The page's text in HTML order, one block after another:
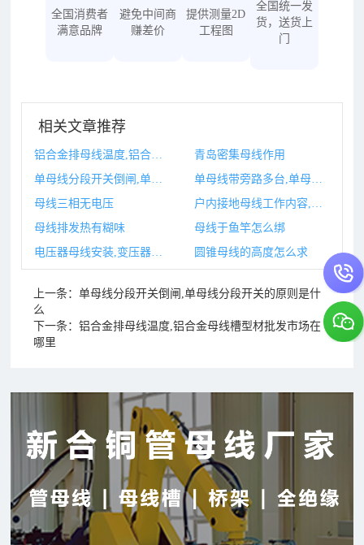
全国消费者
满意品牌
避免中间商
赚差价
提供测量2D
工程图
全国统一发
货，送货上
门
相关文章推荐
青岛密集母线作用
单母线带旁路多台,单母线分段带旁路母线接线优缺点
母线三相无电压
母线排发热有糊味
母线于鱼竿怎么绑
圆锥母线的高度怎么求
上一条：单母线分段开关倒闸,单母线分段开关的原则是什
么
下一条：铝合金排母线温度,铝合金母线槽型材批发市场在
哪里